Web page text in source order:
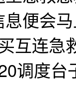
便会
连急
调度